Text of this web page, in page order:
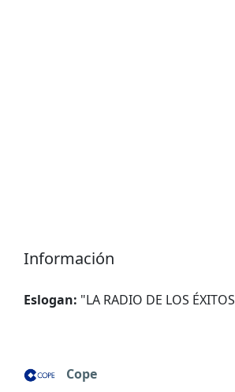
Información
Eslogan: "LA RADIO DE LOS ÉXITOS
Cope